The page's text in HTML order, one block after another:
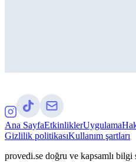
Ana SayfaEtkinliklerUygulama
Gizlilik politikasıKullanım şartları
provedi.se doğru ve kapsamlı bilgi